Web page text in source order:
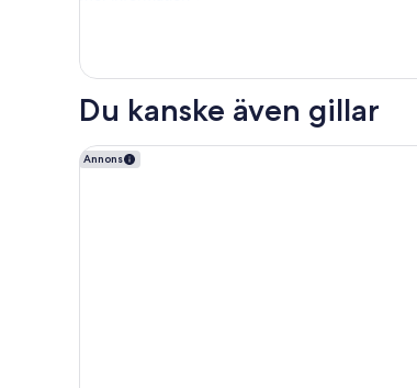
Du kanske även gillar
Annons
Four Points Flex by Sheraton Ballerup